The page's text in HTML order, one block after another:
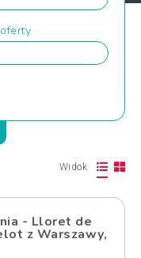
Widok
- Lloret de
z Warszawy,